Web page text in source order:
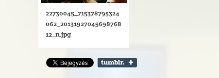
22730045_715378795324
062_20131927045698768
12_n.jpg